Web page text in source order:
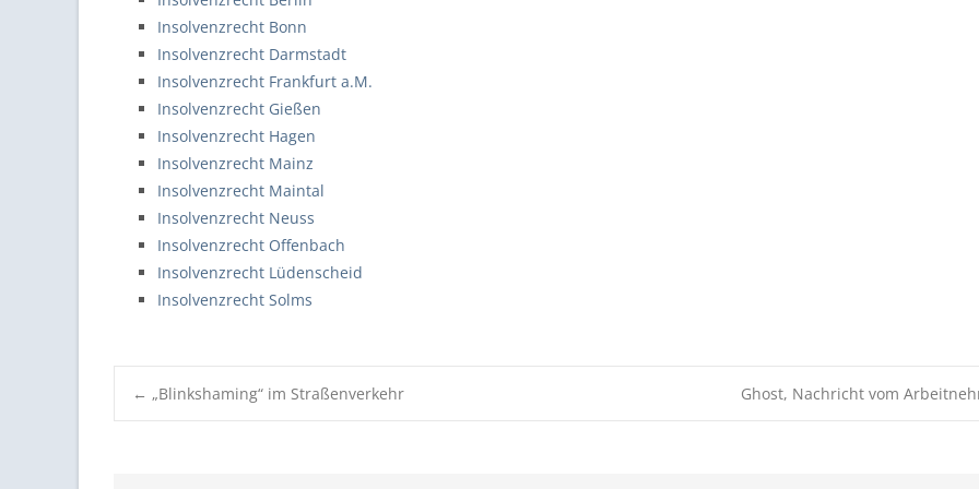
Insolvenzrecht Bonn
Insolvenzrecht Darmstadt
Insolvenzrecht Frankfurt a.M.
Insolvenzrecht Gießen
Insolvenzrecht Hagen
Insolvenzrecht Mainz
Insolvenzrecht Maintal
Insolvenzrecht Neuss
Insolvenzrecht Offenbach
Insolvenzrecht Lüdenscheid
Insolvenzrecht Solms
Post
← „Blinkshaming“ im Straßenverkehr Ghost, Nachricht vom